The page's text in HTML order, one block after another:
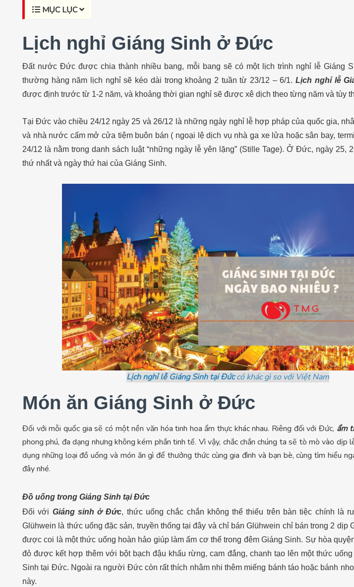
MỤC LỤC
Lịch nghỉ Giáng Sinh ở Đức
Đất nước Đức được chia thành nhiều bang, mỗi bang sẽ có một lịch trình nghỉ lễ Giáng
thường hàng năm lịch nghỉ sẽ kéo dài trong khoảng 2 tuần từ 23/12 – 6/1.Lịch nghỉ lễ
được định trước từ 1-2 năm, và khoảng thời gian nghỉ sẽ được xê dịch theo từng năm và tùy
Tại Đức vào chiều 24/12 ngày 25 và 26/12 là những ngày nghỉ lễ hợp pháp của quốc gia,
và nhà nước cấm mở cửa tiệm buôn bán ( ngoại lệ dịch vụ nhà ga xe lửa hoặc sân bay,
24/12 là nằm trong danh sách luật “những ngày lễ yên lặng” (Stille Tage). Ở Đức, ngày 25,
thứ nhất và ngày thứ hai của Giáng Sinh.
Lịch nghỉ lễ Giáng Sinh tại Đứccó khác gì so với Việt Nam
Món ăn Giáng Sinh ở Đức
Đối với mỗi quốc gia sẽ có một nền văn hóa tinh hoa ẩm thực khác nhau. Riêng đối với Đức, ẩm
phong phú, đa dạng nhưng không kém phần tinh tế. Vì vậy, chắc chắn chúng ta sẽ tò mò vào dịp
dụng những loại đồ uống và món ăn gì để thưởng thức cùng gia đình và bạn bè, cùng tìm hiểu
đây nhé.
Đồ uống trong Giáng Sinh tại Đức
Đối với Giáng sinh ở Đức, thức uống chắc chắn không thể thiếu trên bàn tiệc chính là
Glühwein là thức uống đặc sản, truyền thống tại đây và chỉ bán Glühwein chỉ bán trong 2 dịp
được coi là một thức uống hoàn hảo giúp làm ấm cơ thể trong đêm Giáng Sinh. Sự hòa
đỏ được kết hợp thêm với bột bạch đậu khấu rừng, cam đắng, chanh tạo lên một thức
Sinh tại Đức. Ngoài ra người Đức còn rất thích nhâm nhi thêm miếng bánh táo hoặc bánh
này.